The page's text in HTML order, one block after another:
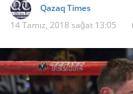
Qazaq Times
14 Tamız, 2018 sağat 13:05